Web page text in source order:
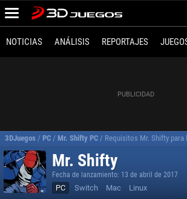
NOTICIAS ANÁLISIS REPORTAJES
3DJuegos / PC / Mr. Shifty PC / Requisitos Mr. Shifty para
Mr. Shifty
Fecha de lanzamiento: 13 de abril de 2017
PC Switch Mac Linux